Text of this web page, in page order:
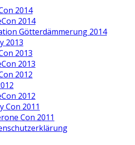
2014
2014
Götterdämmerung 2014
2013
2013
2013
2012
2012
Con 2011
Con 2011